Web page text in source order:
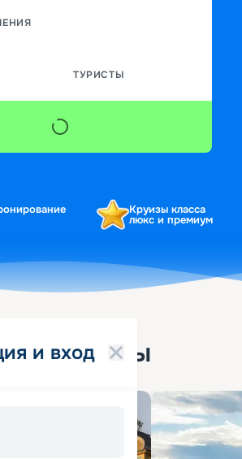
ТУРИСТЫ
Круизы класса
люкс и премиум
и вход
круизы